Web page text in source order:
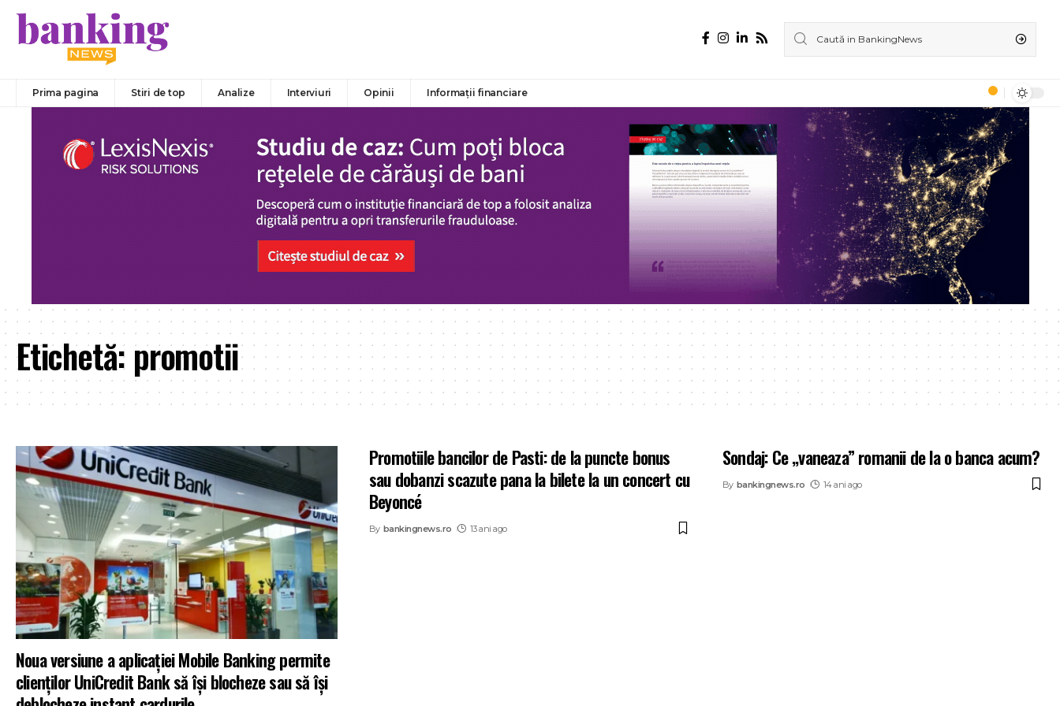
Prima pagina Stiri de top Analize Interviuri Opinii Informații financiare
Etichetă: promotii
Noua versiune a aplicaţiei Mobile Banking permite
clienţilor UniCredit Bank să își blocheze sau să îşi
Promotiile bancilor de Pasti: de la puncte bonus
sau dobanzi scazute pana la bilete la un concert cu
Beyoncé
By bankingnews.ro 13 ani ago
Sondaj: Ce „vaneaza” romanii de la o banca acum?
By bankingnews.ro 14 ani ago